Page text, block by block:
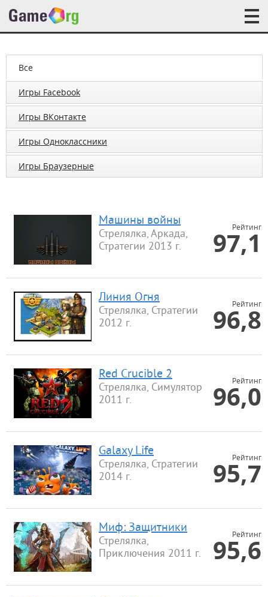
Все
Игры Facebook
Игры ВКонтакте
Игры Одноклассники
Игры Браузерные
Машины войны
Стрелялка, Аркада,
Стратегии 2013 г.
Рейтинг
97,1
Линия Огня
Стрелялка, Стратегии
2012 г.
Рейтинг
96,8
Red Crucible 2
Стрелялка, Симулятор
2011 г.
Рейтинг
96,0
Galaxy Life
Стрелялка, Стратегии
2014 г.
Рейтинг
95,7
Миф: Защитники
Стрелялка,
Приключения 2011 г.
Рейтинг
95,6